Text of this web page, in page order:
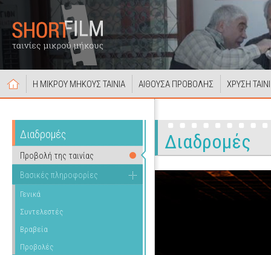
Η ΜΙΚΡΟΥ ΜΗΚΟΥΣ ΤΑΙΝΙΑ ΑΙΘΟΥΣΑ ΠΡΟΒΟΛΗΣ ΧΡΥΣΗ
Διαδρομές
Προβολή της ταινίας
Βασικές πληροφορίες
Γενικά
Συντελεστές
Βραβεία
Προβολές
Διαδρομές